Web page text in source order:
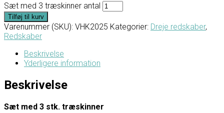
Sæt med 3 træskinner antal
Tilføj til kurv
Varenummer (SKU): VHK2025 Kategorier: Dreje redskaber,
Redskaber
Beskrivelse
Yderligere information
Beskrivelse
Sæt med 3 stk. træskinner